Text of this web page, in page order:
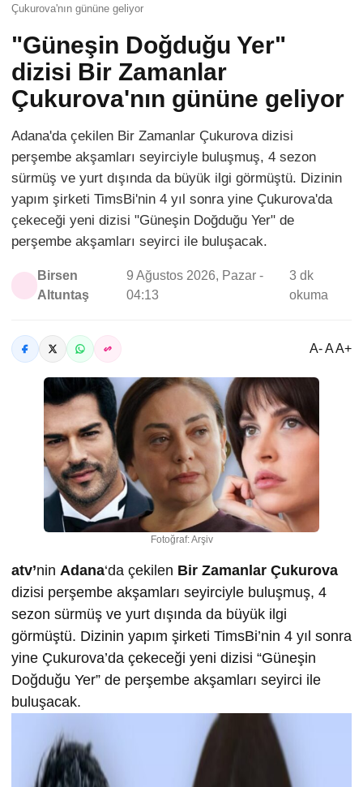
Çukurova'nın gününe geliyor
"Güneşin Doğduğu Yer"
dizisi Bir Zamanlar
Çukurova'nın gününe geliyor
Adana'da çekilen Bir Zamanlar Çukurova dizisi
perşembe akşamları seyirciyle buluşmuş, 4 sezon
sürmüş ve yurt dışında da büyük ilgi görmüştü. Dizinin
yapım şirketi TimsBi'nin 4 yıl sonra yine Çukurova'da
çekeceği yeni dizisi "Güneşin Doğduğu Yer" de
perşembe akşamları seyirci ile buluşacak.
Birsen
Altuntaş
9 Ağustos 2026, Pazar -
04:13
3 dk
okuma
A- A A+
Fotoğraf: Arşiv
atv’nin Adana‘da çekilen Bir Zamanlar Çukurova
dizisi perşembe akşamları seyirciyle buluşmuş, 4
sezon sürmüş ve yurt dışında da büyük ilgi
görmüştü. Dizinin yapım şirketi TimsBi’nin 4 yıl sonra
yine Çukurova’da çekeceği yeni dizisi “Güneşin
Doğduğu Yer” de perşembe akşamları seyirci ile
buluşacak.